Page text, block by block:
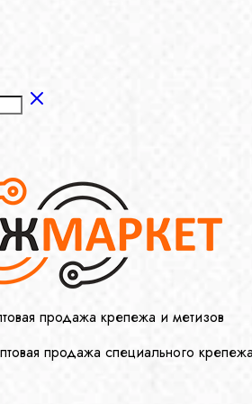
продажа крепежа и метизов
продажа специального